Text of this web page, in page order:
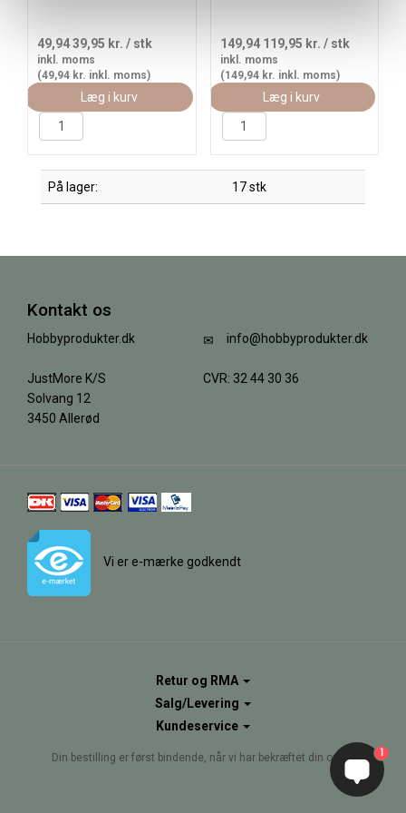
49,9439,95 kr. / stk
inkl. moms
(49,94 kr. inkl. moms)
Læg i kurv
149,94 119,95 kr. / stk
inkl. moms
(149,94 kr. inkl. moms)
Læg i kurv
På lager: 17 stk
Kontakt os
Hobbyprodukter.dk
JustMore K/S
Solvang 12
3450 Allerød
info@hobbyprodukter.dk
CVR: 32 44 30 36
Vi er e-mærke godkendt
Retur og RMA
Salg/Levering
Kundeservice
Din bestilling er først bindende, når vi har bekræftet din ordre. 1